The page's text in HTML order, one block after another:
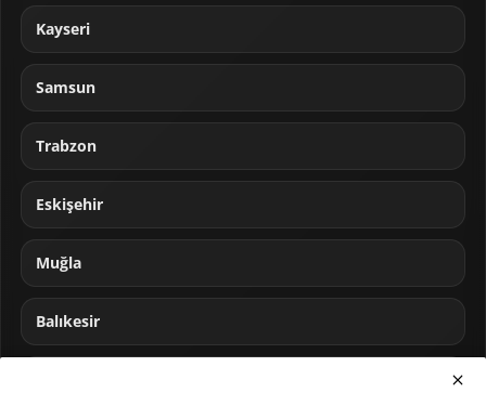
Kayseri
Samsun
Trabzon
Eskişehir
Muğla
Balıkesir